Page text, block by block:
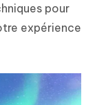
pour
expérience